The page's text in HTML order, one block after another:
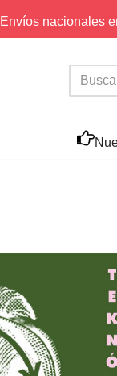
Envíos nacionales